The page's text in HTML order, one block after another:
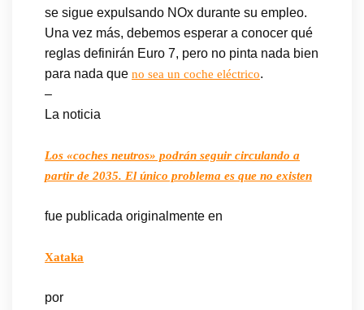
se sigue expulsando NOx durante su empleo.
Una vez más, debemos esperar a conocer qué
reglas definirán Euro 7, pero no pinta nada bien
para nada que no sea un coche eléctrico.
–
La noticia
Los «coches neutros» podrán seguir circulando a
partir de 2035. El único problema es que no existen
fue publicada originalmente en
Xataka
por